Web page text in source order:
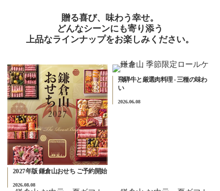
贈る喜び、味わう幸せ。
どんなシーンにも寄り添う
上品なラインナップをお楽しみください。
2027年版 鎌倉山おせち ご予約開始
2026.08.08
飛騨牛と厳選肉料理 - 三種の味わ
い
2026.06.08